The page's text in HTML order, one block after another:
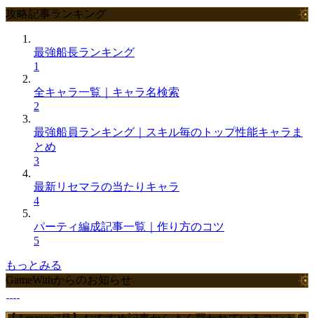
攻略記事ランキング
最強船長ランキング
1
全キャラ一覧｜キャラ名検索
2
最強船員ランキング｜スキル毎のトップ性能キャラま
とめ
3
最新リセマラの当たりキャラ
4
パーティ編成記事一覧｜作り方のコツ
5
もっとみる
GameWithからのお知らせ